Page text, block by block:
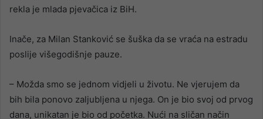
rekla je mlada pjevačica iz BiH.
Inače, za Milan Stanković se šuška da se vraća na estradu
poslije višegodišnje pauze.
– Možda smo se jednom vidjeli u životu. Ne vjerujem da
bih bila ponovo zaljubljena u njega. On je bio svoj od prvog
dana, unikatan je bio od početka. Nući na sličan način